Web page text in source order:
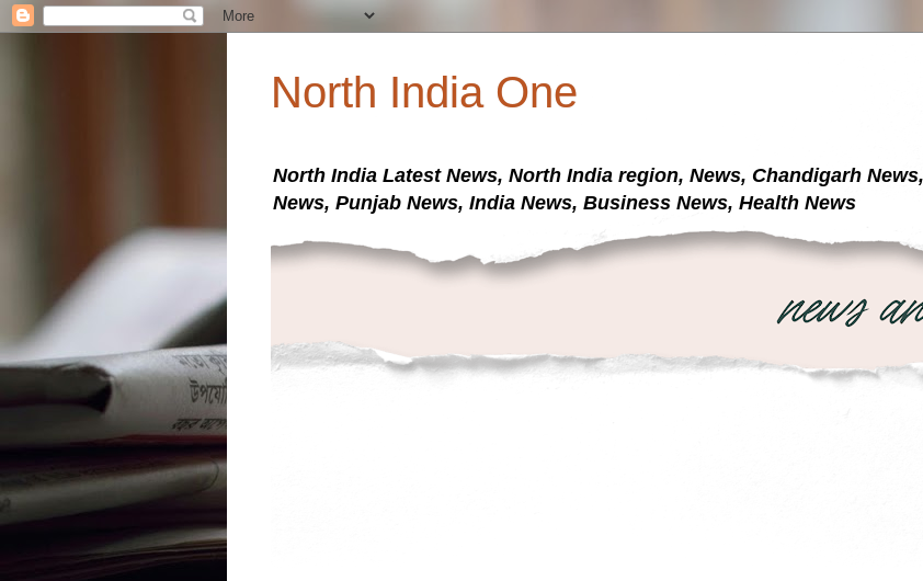
North India One
North India Latest News, North India region, News, Chandigarh
News, Punjab News, India News, Business News, Health News